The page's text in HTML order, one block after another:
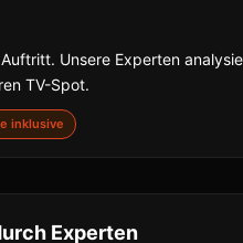
Unsere Experten
TV-Spot.
inklusive
Experten